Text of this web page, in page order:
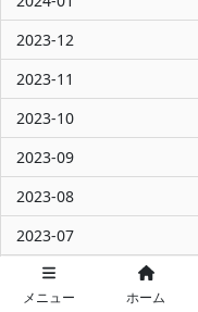
2023-12
2023-11
2023-10
2023-09
2023-08
2023-07
2023-06
メニュー ホーム